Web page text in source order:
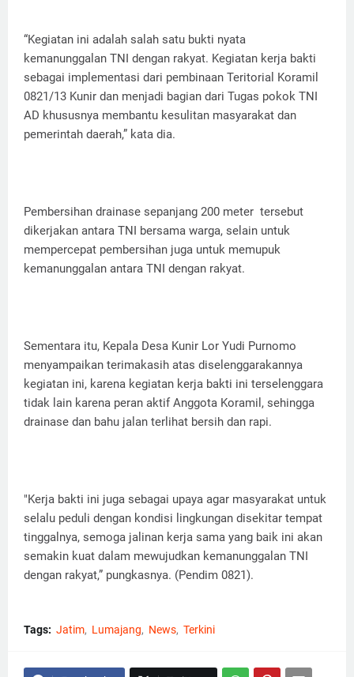
“Kegiatan ini adalah salah satu bukti nyata
kemanunggalan TNI dengan rakyat. Kegiatan kerja bakti
sebagai implementasi dari pembinaan Teritorial Koramil
0821/13 Kunir dan menjadi bagian dari Tugas pokok TNI
AD khususnya membantu kesulitan masyarakat dan
pemerintah daerah,” kata dia.
Pembersihan drainase sepanjang 200 meter tersebut
dikerjakan antara TNI bersama warga, selain untuk
mempercepat pembersihan juga untuk memupuk
kemanunggalan antara TNI dengan rakyat.
Sementara itu, Kepala Desa Kunir Lor Yudi Purnomo
menyampaikan terimakasih atas diselenggarakannya
kegiatan ini, karena kegiatan kerja bakti ini terselenggara
tidak lain karena peran aktif Anggota Koramil, sehingga
drainase dan bahu jalan terlihat bersih dan rapi.
"Kerja bakti ini juga sebagai upaya agar masyarakat untuk
selalu peduli dengan kondisi lingkungan disekitar tempat
tinggalnya, semoga jalinan kerja sama yang baik ini akan
semakin kuat dalam mewujudkan kemanunggalan TNI
dengan rakyat,” pungkasnya. (Pendim 0821).
Tags: Jatim Lumajang News Terkini